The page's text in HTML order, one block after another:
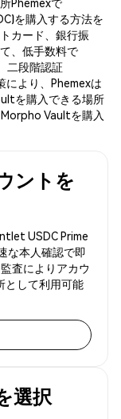
を購入する方法を
カード、銀行振
、低手数料で
二段階認証
により、Phemexは
を購入できる場所
Vaultを購入
ントを
USDC Prime
な本人確認で即
査によりアカウ
として利用可能
選択